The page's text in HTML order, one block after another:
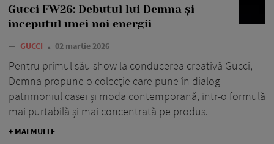
Gucci FW26: Debutul lui Demna și
începutul unei noi energii
— GUCCI 02 martie 2026
Pentru primul său show la conducerea creativă Gucci,
Demna propune o colecție care pune în dialog
patrimoniul casei și moda contemporană, într-o formulă
mai purtabilă și mai concentrată pe produs.
+ MAI MULTE